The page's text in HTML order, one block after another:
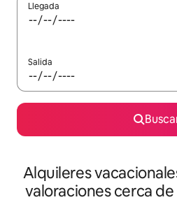
Llegada
Salida
Alquileres
valoraciones cerca